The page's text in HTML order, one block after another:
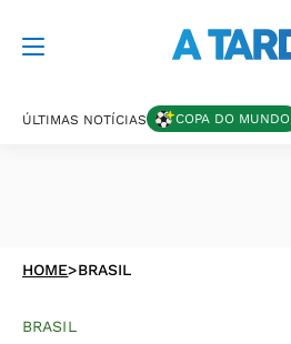
ÚLTIMAS NOTÍCIAS COPA DO MUNDO
HOME>BRASIL
BRASIL